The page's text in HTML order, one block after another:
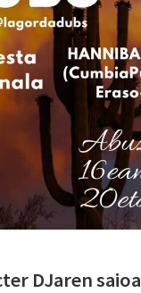
DJaren saioa